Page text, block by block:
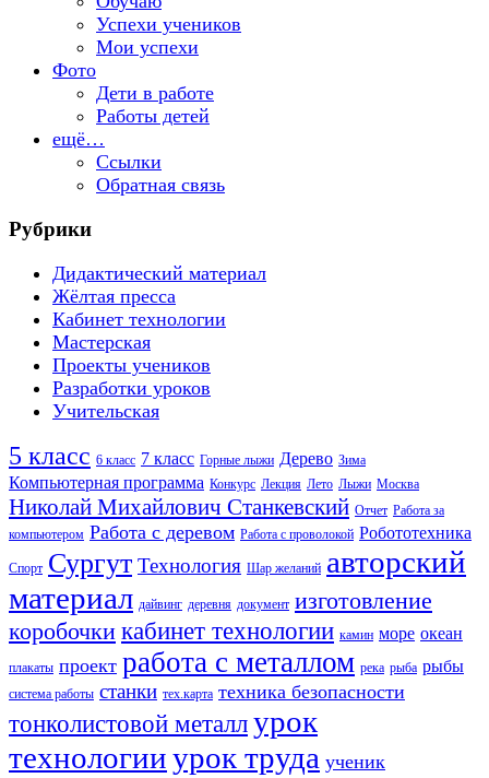
Успехи учеников
Мои успехи
Фото
Дети в работе
Работы детей
ещё…
Ссылки
Обратная связь
Рубрики
Дидактический материал
Жёлтая пресса
Кабинет технологии
Мастерская
Проекты учеников
Разработки уроков
Учительская
5 класс 6 класс 7 класс Горные лыжи Дерево Зима
Компьютерная программа Конкурс Лекция Лето Лыжи Москва
Николай Михайлович Станкевский Отчет Работа за
компьютером Работа с деревом Работа с проволокой Робототехника
Спорт Сургут Технология Шар желаний авторский
материал дайвинг деревня документ изготовление
коробочки кабинет технологии камин море океан
плакаты проект работа с металлом река рыба рыбы
система работы станки тех.карта техника безопасности
тонколистовой металлурок
технологииурок труда ученик